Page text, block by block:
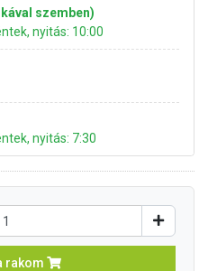
szemben)
nyitás: 10:00
nyitás: 7:30
rakom